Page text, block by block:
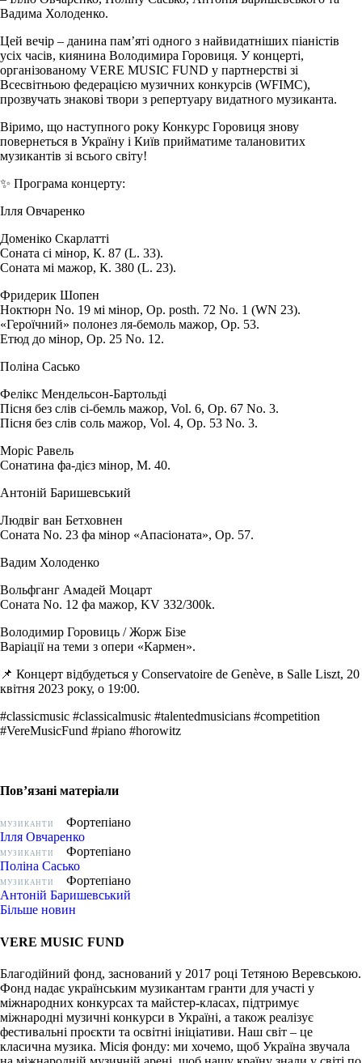
Вадима Холоденко.
Цей вечір – данина пам’яті одного з найвидатніших піаністів
усіх часів, киянина Володимира Горовиця. У концерті,
організованому VERE MUSIC FUND у партнерстві зі
Всесвітньою федерацією музичних конкурсів (WFIMC),
прозвучать знакові твори з репертуару видатного музиканта.
Віримо, що наступного року Конкурс Горовиця знову
повернеться в Україну і Київ прийматиме талановитих
музикантів зі всього світу!
✨ Програма концерту:
Ілля Овчаренко
Доменіко Скарлатті
Соната сі мінор, К. 87 (L. 33).
Соната мі мажор, К. 380 (L. 23).
Фридерик Шопен
Ноктюрн No. 19 мі мінор, Op. posth. 72 No. 1 (WN 23).
«Героїчний» полонез ля-бемоль мажор, Op. 53.
Етюд до мінор, Op. 25 No. 12.
Поліна Сасько
Фелікс Мендельсон-Бартольді
Пісня без слів сі-бемль мажор, Vol. 6, Op. 67 No. 3.
Пісня без слів соль мажор, Vol. 4, Op. 53 No. 3.
Моріс Равель
Сонатина фа-дієз мінор, M. 40.
Антоній Баришевський
Людвіг ван Бетховнен
Соната No. 23 фа мінор «Апасіоната», Op. 57.
Вадим Холоденко
Вольфганг Амадей Моцарт
Соната No. 12 фа мажор, KV 332/300k.
Володимир Горовиць / Жорж Бізе
Варіації на теми з опери «Кармен».
📌 Концерт відбудеться у Conservatoire de Genève, в Salle Liszt, 20
квітня 2023 року, о 19:00.
#classicmusic #classicalmusic #talentedmusicians #competition
#VereMusicFund #piano #horowitz
Пов’язані матеріали
МУЗИКАНТИ
Фортепіано
Ілля Овчаренко
МУЗИКАНТИ
Фортепіано
Поліна Сасько
МУЗИКАНТИ
Фортепіано
Антоній Баришевський
Більше новин
VERE MUSIC FUND
Благодійний фонд, заснований у 2017 році Тетяною Веревською.
Фонд надає українським музикантам гранти для участі у
міжнародних конкурсах та майстер-класах, підтримує
міжнародні музичні конкурси в Україні, а також реалізує
фестивальні проєкти та освітні ініціативи. Наш світ – це
класична музика. Місія фонду: ми хочемо, щоб Україна звучала